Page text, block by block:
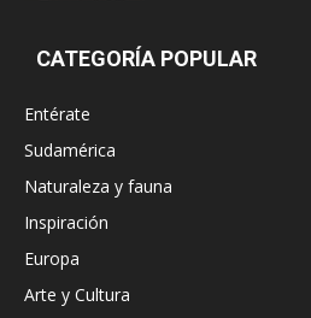
CATEGORÍA POPULAR
Entérate
Sudamérica
Naturaleza y fauna
Inspiración
Europa
Arte y Cultura